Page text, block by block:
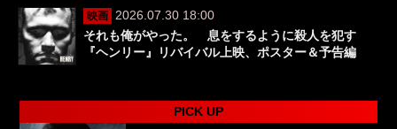
映画
2026.07.30 18:00
それも俺がやった。 息をするように殺人を犯す
『ヘンリー』リバイバル上映、ポスター＆予告編
PICK UP